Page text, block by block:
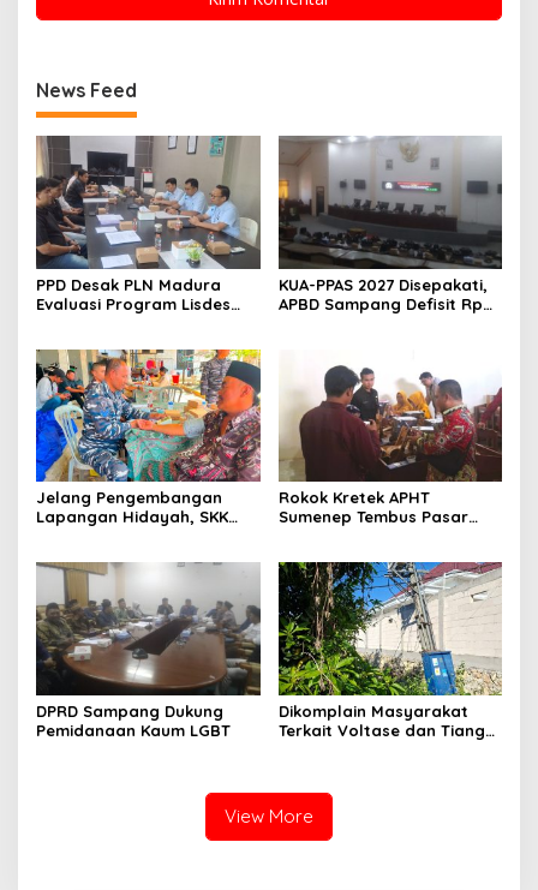
News Feed
PPD Desak PLN Madura
Evaluasi Program Lisdes
KUA-PPAS 2027 Disepakati,
APBD Sampang Defisit Rp
Jelang Pengembangan
Lapangan Hidayah, SKK
Nelayan Sampang
Rokok Kretek APHT
Sumenep Tembus Pasar
DPRD Sampang Dukung
Pemidanaan Kaum LGBT
Dikomplain Masyarakat
Terkait Voltase dan Tiang
View More